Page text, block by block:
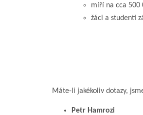
míří na cca 500
žáci a studenti
Máte-li jakékoliv dotazy,
Petr Hamrozi